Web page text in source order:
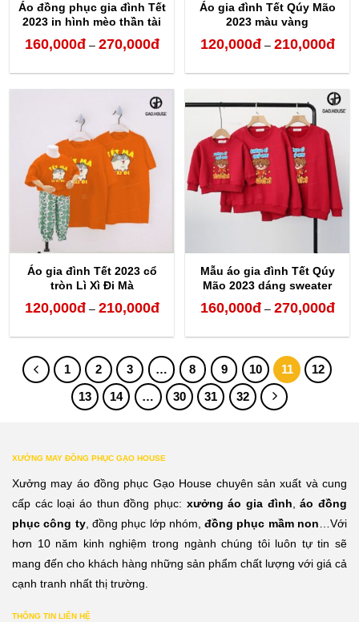
Áo đồng phục gia đình Tết
2023 in hình mèo thần tài
160,000đ – 270,000đKhoảng
từ
160,000đ
270,000đ
Áo gia đình Tết Qúy Mão
2023 màu vàng
120,000đ – 210,000đ
từ
Áo gia đình Tết 2023 cổ
tròn Lì Xì Đi Mà
120,000đ – 210,000đKhoảng
từ
120,000đ
đến
Mẫu áo gia đình Tết Qúy
Mão 2023 dáng sweater
160,000đ – 270,000đ
1 2 3 … 8 9 10 11
12
13
14 … 30 31 32
XƯỞNG MAY ĐỒNG PHỤC GẠO HOUSE
Xưởng may áo đồng phục Gạo House chuyên sản xuất và cung
cấp các loại áo thun đồng phục: xưởng áo gia đình ,áo đồng
phục công ty, đồng phục lớp nhóm,đồng phục mầm non …Với
hơn 10 năm kinh nghiệm trong ngành chúng tôi luôn tự tin sẽ
mang đến cho khách hàng những sản phẩm chất lượng với giá cả
cạnh tranh nhất thị trường.
THÔNG TIN LIÊN HỆ